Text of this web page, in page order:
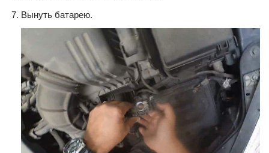
Вынуть батарею.